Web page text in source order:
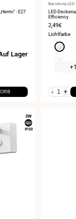
- E27
Lager
Anbieter:
Barcelona LED
LED-
Efficiency
2,49€
Lichtfarbe
4000K+1
- +